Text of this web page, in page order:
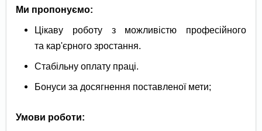
Ми пропонуємо:
Цікаву роботу з можливістю професійного
та кар'єрного зростання.
Стабільну оплату праці.
Бонуси за досягнення поставленої мети;
Умови роботи: